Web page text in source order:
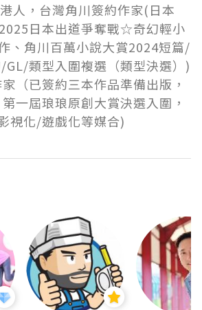
人，台灣角川簽約作家(日本
日本出道爭奪戰☆奇幻輕小
、角川百萬小說大賞2024短篇/
類型入圍複選（類型決選）)
（已簽約三本作品準備出版，
一屆琅琅原創大賞決選入圍，
視化/遊戲化等媒合)